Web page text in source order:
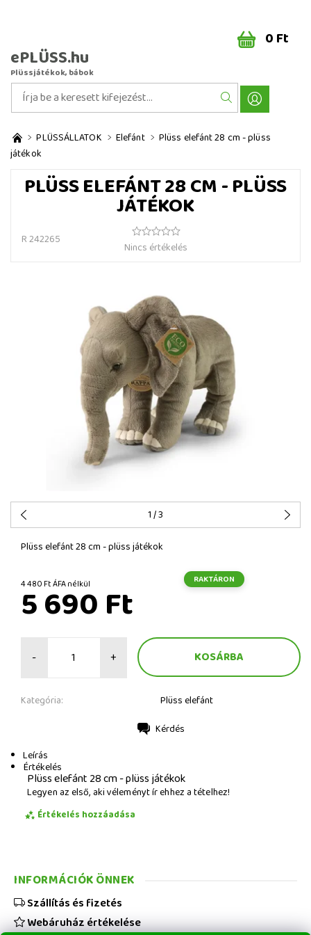
ePLÜSS.hu
Plüssjátékok, bábok
0 Ft
PLÜSSÁLLATOK Elefánt
Plüss elefánt 28 cm - plüss
játékok
PLÜSS ELEFÁNT 28 CM - PLÜSS
JÁTÉKOK
R 242265
Nincs értékelés
1/ 3
Plüss elefánt 28 cm - plüss játékok
4 480 Ft ÁFA nélkül RAKTÁRON
5 690 Ft
- +
Kategória: Plüss elefánt
Kérdés
Leírás
Értékelés
Plüss elefánt 28 cm - plüss játékok
Legyen az első, aki véleményt ír ehhez a tételhez!
Értékelés hozzáadása
INFORMÁCIÓK ÖNNEK
Szállítás és fizetés
Webáruház értékelése